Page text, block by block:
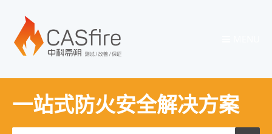
一站式防火安全解决方案